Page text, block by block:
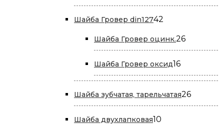
товара
Шайба Гровер din12742
Шайба Гровер оцинк.2626
товаров
Шайба Гровер оксид1616
товаров
Шайба зубчатая, тарельчатая2626
товаров
Шайба двухлапковая10